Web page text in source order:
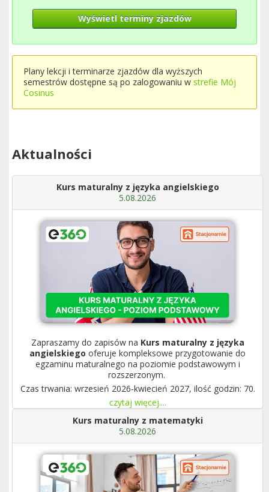
Wyświetl terminy zjazdów
Plany lekcji i terminarze zjazdów dla wyższych
semestrów dostępne są po zalogowaniu w strefie Mój
Cosinus
Aktualności
Kurs maturalny z języka angielskiego
5.08.2026
Zapraszamy do zapisów na Kurs maturalny z języka
angielskiego oferuje kompleksowe przygotowanie do
egzaminu maturalnego na poziomie podstawowym i
rozszerzonym.
Czas trwania: wrzesień 2026-kwiecień 2027, ilość godzin: 70.
czytaj więcej....
Kurs maturalny z matematyki
5.08.2026